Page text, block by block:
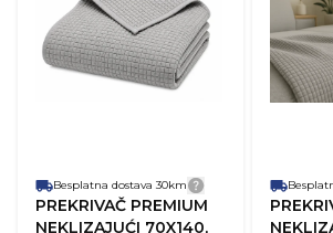
Besplatna dostava 30km Detalji dostave
PREKRIVAČ PREMIUM
NEKLIZAJUĆI 70X140,
Materijal